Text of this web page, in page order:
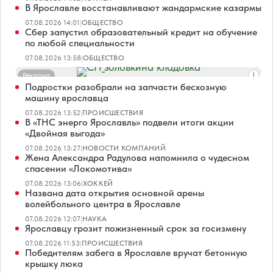
В Ярославле восстанавливают жандармские казармы
07.08.2026 14:01|ОБЩЕСТВО
Сбер запустил образовательный кредит на обучение
по любой специальности
07.08.2026 13:58|ОБЩЕСТВО
Реклама
Подростки разобрали на запчасти бесхозную
машину ярославца
07.08.2026 13:52|ПРОИСШЕСТВИЯ
В «ТНС энерго Ярославль» подвели итоги акции
«Двойная выгода»
07.08.2026 13:27|НОВОСТИ КОМПАНИЙ
Жена Александра Радулова напомнила о чудесном
спасении «Локомотива»
07.08.2026 13:06|ХОККЕЙ
Названа дата открытия основной арены
волейбольного центра в Ярославле
07.08.2026 12:07|НАУКА
Ярославцу грозит пожизненный срок за госизмену
07.08.2026 11:53|ПРОИСШЕСТВИЯ
Победителям забега в Ярославле вручат бетонную
крышку люка